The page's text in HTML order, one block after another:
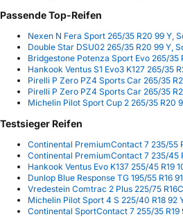
Passende Top-Reifen
Nexen N Fera Sport 265/35 R20 99 Y,
Double Star DSU02 265/35 R20 99 Y,
Bridgestone Potenza Sport Evo 265/35
Hankook Ventus S1 Evo3 K127 265/35
Pirelli P Zero PZ4 Sports Car 265/35
Pirelli P Zero PZ4 Sports Car 265/35
Michelin Pilot Sport Cup 2 265/35 R20
Testsieger Reifen
Continental PremiumContact 7 235/55
Continental PremiumContact 7 235/45
Hankook Ventus Evo K137 255/45 R19
Dunlop Blue Response TG 195/55 R16
Vredestein Comtrac 2 Plus 225/75
Michelin Pilot Sport 4 S 225/40 R18 92
Continental SportContact 7 255/35